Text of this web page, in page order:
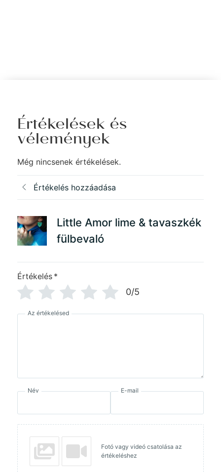
Értékelések és
vélemények
Még nincsenek értékelések.
Értékelés hozzáadása
Little Amor lime & tavaszkék
fülbevaló
Értékelés *
0/5
Az értékelésed
Név E-mail
Fotó vagy videó csatolása az
értékeléshez